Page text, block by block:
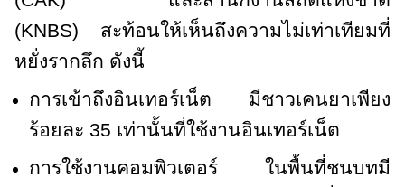
(KNBS) สะท้อนให้เห็นถึงความไม่เท่าเทียมที่
หยั่งรากลึก ดังนี้
การเข้าถึงอินเทอร์เน็ต มีชาวเคนยาเพียง
ร้อยละ 35 เท่านั้นที่ใช้งานอินเทอร์เน็ต
การใช้งานคอมพิวเตอร์ ในพื้นที่ชนบทมี